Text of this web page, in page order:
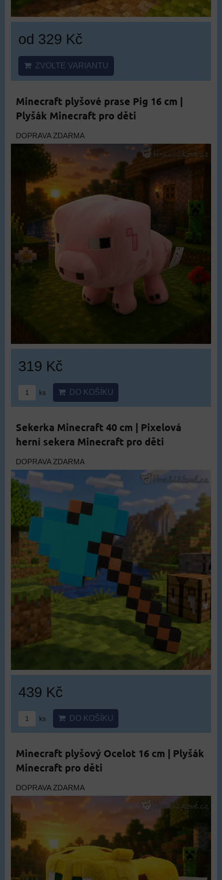
od 329 Kč
ZVOLTE VARIANTU
Minecraft plyšové prase Pig 16 cm |
Plyšák Minecraft pro děti
DOPRAVA ZDARMA
319 Kč
ks DO KOŠÍKU
Sekerka Minecraft 40 cm | Pixelová
herní sekera Minecraft pro děti
DOPRAVA ZDARMA
439 Kč
ks DO KOŠÍKU
Minecraft plyšový Ocelot 16 cm | Plyšák
Minecraft pro děti
DOPRAVA ZDARMA